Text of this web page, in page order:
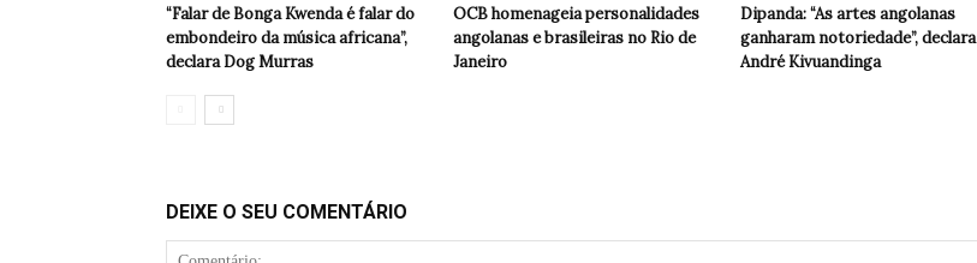
“Falar de Bonga Kwenda é falar do
embondeiro da música africana”,
declara Dog Murras
OCB homenageia personalidades
angolanas e brasileiras no Rio de
Janeiro
Dipanda: “As artes angolanas
ganharam notoriedade”, declara
André Kivuandinga
DEIXE O SEU COMENTÁRIO